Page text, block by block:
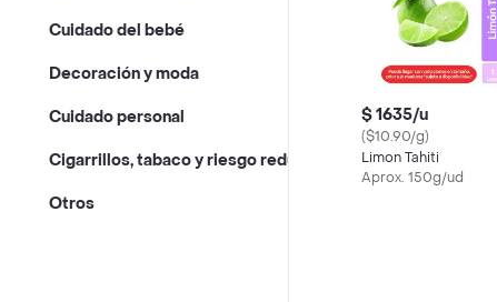
Cuidado del bebé
Decoración y moda
Cuidado personal
Cigarrillos, tabaco y riesgo reducido
Otros
$ 1635/u
($10.90/g)
Limon Tahiti
Aprox. 150g/ud